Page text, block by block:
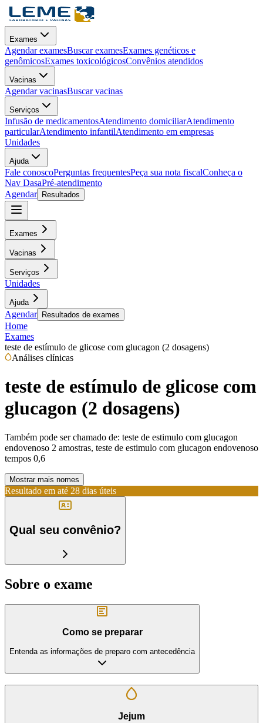
Exames
Agendar examesBuscar examesExames genéticos e
genômicosExames toxicológicosConvênios atendidos
Vacinas
Agendar vacinasBuscar vacinas
Serviços
Infusão de medicamentosAtendimento domiciliarAtendimento
particularAtendimento infantilAtendimento em empresas
Unidades
Ajuda
Fale conoscoPerguntas frequentesPeça sua nota fiscalConheça o
Nav DasaPré-atendimento
Agendar
Resultados
Exames
Vacinas
Serviços
Unidades
Ajuda
Agendar Resultados de exames
Home
Exames
teste de estímulo de glicose com glucagon (2 dosagens)
Análises clínicas
teste de estímulo de glicose com
glucagon (2 dosagens)
Também pode ser chamado de: teste de estimulo com glucagon
endovenoso 2 amostras, teste de estimulo com glucagon endovenoso
tempos 0,6
Mostrar mais nomes
Resultado em até 28 dias úteis
Qual seu convênio?
Sobre o exame
Como se preparar
Entenda as informações de preparo com antecedência
Jejum